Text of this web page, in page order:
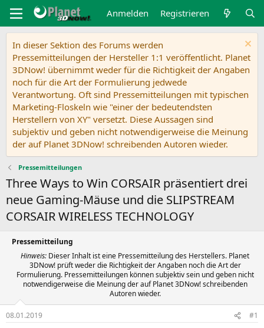
Anmelden Registrieren
In dieser Sektion des Forums werden
Pressemitteilungen der Hersteller 1:1 veröffentlicht. Planet
3DNow! übernimmt weder für die Richtigkeit der Angaben
noch für die Art der Formulierung jedwede
Verantwortung. Oft sind Pressemitteilungen mit typischen
Marketing-Floskeln wie "einer der bedeutendsten
Herstellern von XY" versetzt. Diese Aussagen sind
subjektiv und geben nicht notwendigerweise die Meinung
der auf Planet 3DNow! schreibenden Autoren wieder.
Pressemitteilungen
Three Ways to Win CORSAIR präsentiert drei
neue Gaming-Mäuse und die SLIPSTREAM
CORSAIR WIRELESS TECHNOLOGY
Pressemitteilung
Hinweis: Dieser Inhalt ist eine Pressemitteilung des Herstellers. Planet
3DNow! prüft weder die Richtigkeit der Angaben noch die Art der
Formulierung. Pressemitteilungen können subjektiv sein und geben nicht
notwendigerweise die Meinung der auf Planet 3DNow! schreibenden
Autoren wieder.
08.01.2019 #1